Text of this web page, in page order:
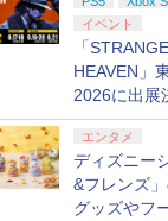
イベント
「
HEAVEN」
2026に出展
イや体験型
エンタメ
ディズニー
&フレンズ
グッズやフ